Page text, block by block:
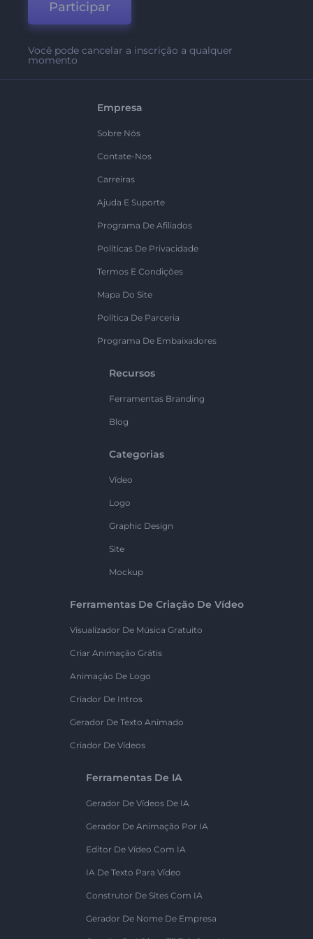
Participar
Você pode cancelar a inscrição a qualquer
momento
Empresa
Sobre Nós
Contate-Nos
Carreiras
Ajuda E Suporte
Programa De Afiliados
Políticas De Privacidade
Termos E Condições
Mapa Do Site
Política De Parceria
Programa De Embaixadores
Recursos
Ferramentas Branding
Blog
Categorias
Vídeo
Logo
Graphic Design
Site
Mockup
Ferramentas De Criação De Vídeo
Visualizador De Música Gratuito
Criar Animação Grátis
Animação De Logo
Criador De Intros
Gerador De Texto Animado
Criador De Vídeos
Ferramentas De IA
Gerador De Vídeos De IA
Gerador De Animação Por IA
Editor De Vídeo Com IA
IA De Texto Para Vídeo
Construtor De Sites Com IA
Gerador De Nome De Empresa